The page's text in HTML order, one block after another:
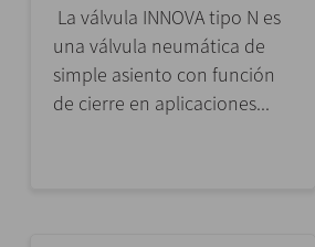
La válvula INNOVA tipo N es
una válvula neumática de
simple asiento con función
de cierre en aplicaciones...